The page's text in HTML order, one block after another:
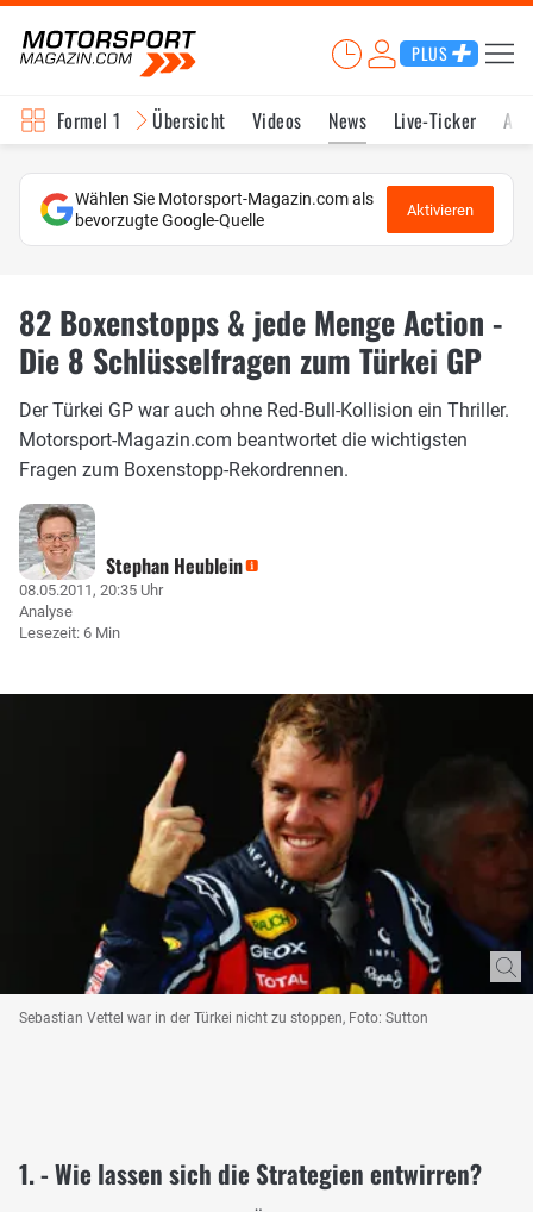
PLUS
Formel 1 Übersicht Videos News Live-Ticker
Wählen Sie Motorsport-Magazin.com als
bevorzugte Google-Quelle
Aktivieren
82 Boxenstopps & jede Menge Action -
Die 8 Schlüsselfragen zum Türkei GP
Der Türkei GP war auch ohne Red-Bull-Kollision ein Thriller.
Motorsport-Magazin.com beantwortet die wichtigsten
Fragen zum Boxenstopp-Rekordrennen.
Stephan Heublein
08.05.2011, 20:35 Uhr
Analyse
Lesezeit: 6 Min
Sebastian Vettel war in der Türkei nicht zu stoppen, Foto: Sutton
1. - Wie lassen sich die Strategien entwirren?